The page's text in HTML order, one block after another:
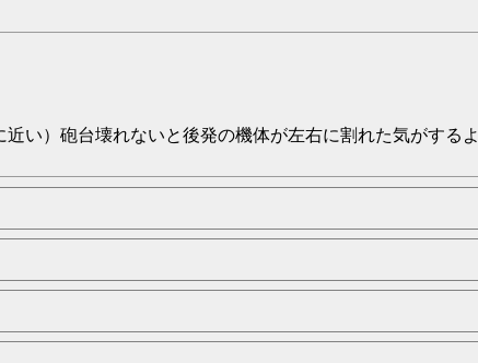
い）砲台壊れないと後発の機体が左右に割れた気がするよ